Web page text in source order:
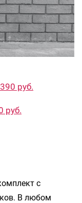
руб.
руб.
с
В любом